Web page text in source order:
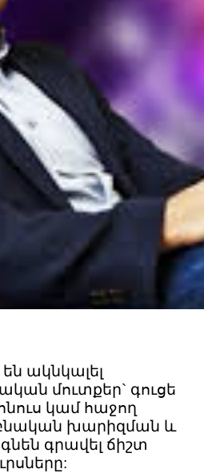
ակնկալել
մուտքեր` գուցե
կամ հաջող
խարիզման և
գրավել ճիշտ